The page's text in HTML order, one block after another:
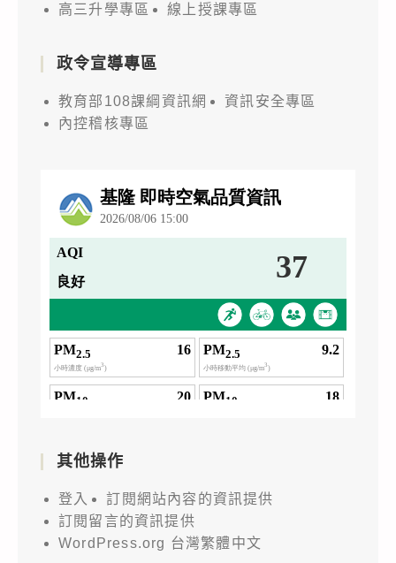
高三升學專區
線上授課專區
政令宣導專區
教育部108課綱資訊網
資訊安全專區
內控稽核專區
其他操作
登入
訂閱網站內容的資訊提供
訂閱留言的資訊提供
WordPress.org 台灣繁體中文